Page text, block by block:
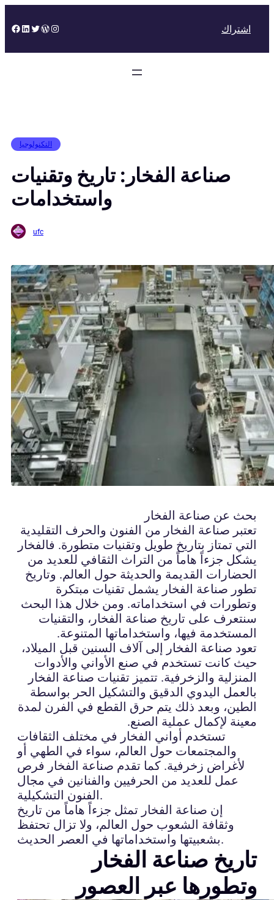
to
Facebook
LinkedIn
Twitter
WordPress
Instagram اشتراك
التكنولوجيا
صناعة الفخار: تاريخ وتقنيات
واستخدامات
ufc
بحث عن صناعة الفخار
تعتبر صناعة الفخار من الفنون والحرف التقليدية
التي تمتاز بتاريخ طويل وتقنيات متطورة. فالفخار
يشكل جزءاً هاماً من التراث الثقافي للعديد من
الحضارات القديمة والحديثة حول العالم. وتاريخ
تطور صناعة الفخار يشمل تقنيات مبتكرة
وتطورات في استخداماته. ومن خلال هذا البحث
سنتعرف على تاريخ صناعة الفخار، والتقنيات
المستخدمة فيها، واستخداماتها المتنوعة.
تعود صناعة الفخار إلى آلاف السنين قبل الميلاد،
حيث كانت تستخدم في صنع الأواني والأدوات
المنزلية والزخرفية. تتميز تقنيات صناعة الفخار
بالعمل اليدوي الدقيق والتشكيل الحر بواسطة
الطين، وبعد ذلك يتم حرق القطع في الفرن لمدة
معينة لإكمال عملية الصنع.
تستخدم أواني الفخار في مختلف الثقافات
والمجتمعات حول العالم، سواء في الطهي أو
لأغراض زخرفية. كما تقدم صناعة الفخار فرص
عمل للعديد من الحرفيين والفنانين في مجال
الفنون التشكيلية.
إن صناعة الفخار تمثل جزءاً هاماً من تاريخ
وثقافة الشعوب حول العالم، ولا تزال تحتفظ
بشعبيتها واستخداماتها في العصر الحديث.
تاريخ صناعة الفخار
وتطورها عبر العصور